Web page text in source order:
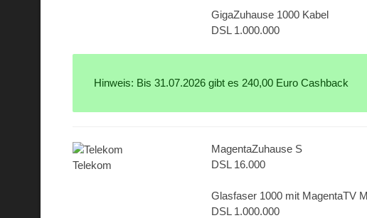
GigaZuhause 1000 Kabel
DSL 1.000.000
Hinweis: Bis 31.07.2026 gibt es 240,00 Euro Cashback
Telekom
MagentaZuhause S
DSL 16.000
Glasfaser 1000 mit MagentaTV
DSL 1.000.000